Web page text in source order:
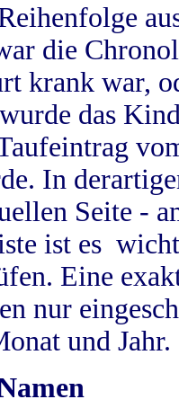
die
krank war,
das
In
Seite -
ist es
Eine
nur
und Jahr.